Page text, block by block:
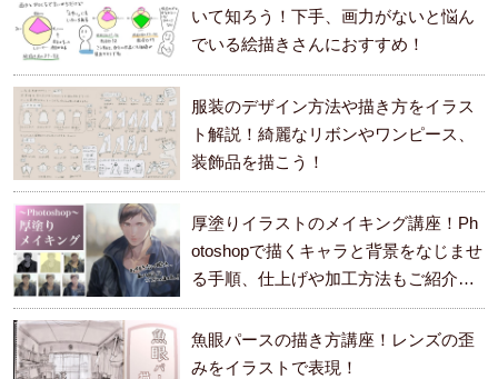
いて知ろう！下手、画力がないと悩ん
でいる絵描きさんにおすすめ！
服装のデザイン方法や描き方をイラス
ト解説！綺麗なリボンやワンピース、
装飾品を描こう！
厚塗りイラストのメイキング講座！Ph
otoshopで描くキャラと背景をなじませ
る手順、仕上げや加工方法もご紹介し
ます。
魚眼パースの描き方講座！レンズの歪
みをイラストで表現！